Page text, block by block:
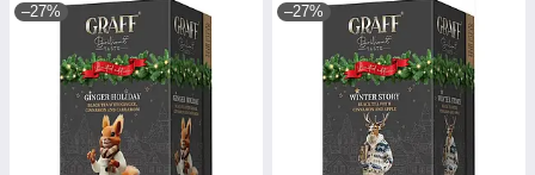
–27% –27%